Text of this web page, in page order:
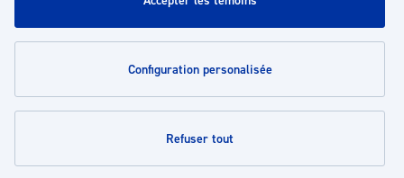
configuration personalisée
refuser tout